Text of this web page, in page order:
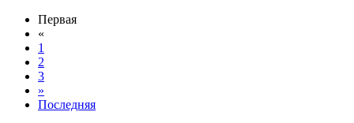
Первая
«
1
2
3
»
Последняя